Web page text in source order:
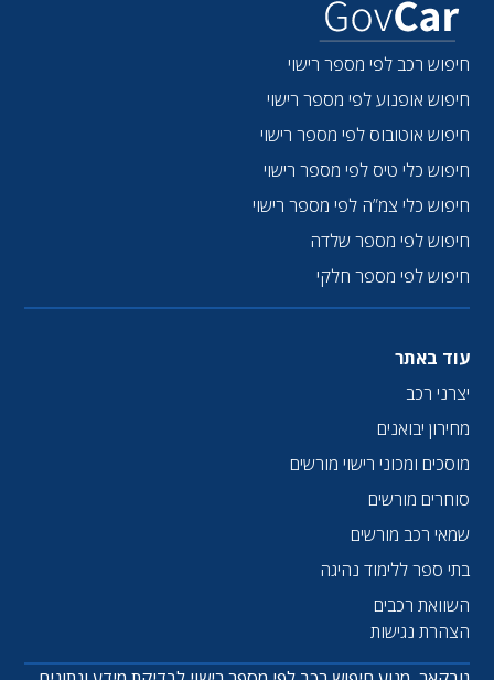
חיפוש רכב לפי מספר רישוי
חיפוש אופנוע לפי מספר רישוי
חיפוש אוטובוס לפי מספר רישוי
חיפוש כלי טיס לפי מספר רישוי
חיפוש כלי צמ”ה לפי מספר רישוי
חיפוש לפי מספר שלדה
חיפוש לפי מספר חלקי
עוד באתר
יצרני רכב
מחירון יבואנים
מוסכים ומכוני רישוי מורשים
סוחרים מורשים
שמאי רכב מורשים
בתי ספר ללימוד נהיגה
השוואת רכבים
הצהרת נגישות